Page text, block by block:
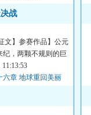
战
文】参赛作品】公元
，两颗不规则的巨
六章 地球重回美丽